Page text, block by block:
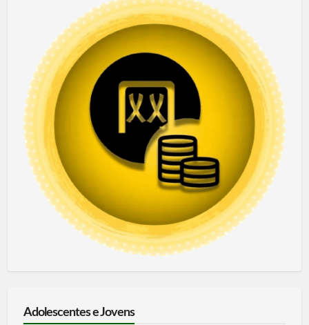
Adolescentes e Jovens